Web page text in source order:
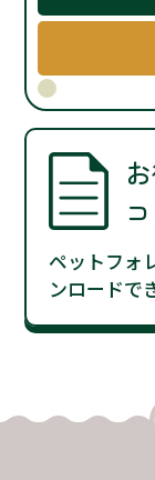
ペットフォ
ンロードで